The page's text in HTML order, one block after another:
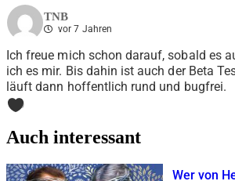
TNB
vor 7 Jahren
Ich freue mich schon darauf, sobald es
ich es mir. Bis dahin ist auch der Beta
läuft dann hoffentlich rund und bugfrei.
0
Auch interessant
Wer von